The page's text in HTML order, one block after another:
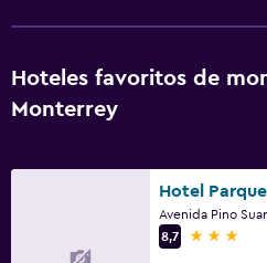
Hoteles favoritos de
Monterrey
Hotel
8,7
3 estrellas